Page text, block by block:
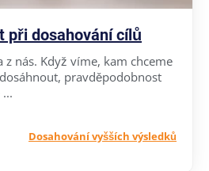
při dosahování cílů
z nás. Když víme, kam chceme
pravděpodobnost
Dosahování vyšších výsledků